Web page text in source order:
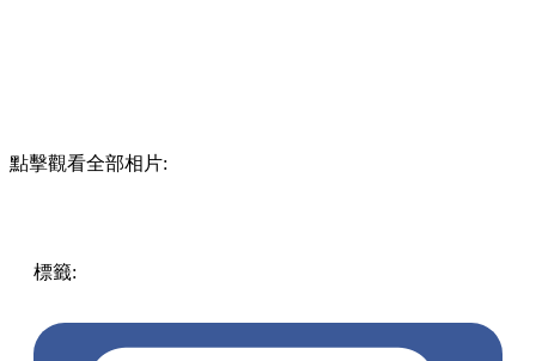
點擊觀看全部相片:
標籤: